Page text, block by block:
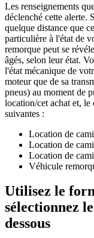
Les renseignements
déclenché cette alerte.
quelque distance que
particulière à l'état de
remorque peut se
âgés, selon leur état.
l'état mécanique de
moteur que de sa
pneus) au moment de
location/cet achat et, le
suivantes :
Location de
Location de
Location de
Véhicule
Utilisez le
sélectionnez
dessous